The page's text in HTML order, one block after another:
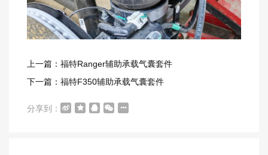
上一篇：福特Ranger辅助承载气囊套件
下一篇：福特F350辅助承载气囊套件
分享到：